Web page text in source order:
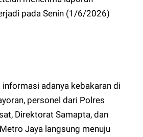
pada Senin (1/6/2026)
adanya kebakaran di
personel dari Polres
Direktorat Samapta, dan
Jaya langsung menuju